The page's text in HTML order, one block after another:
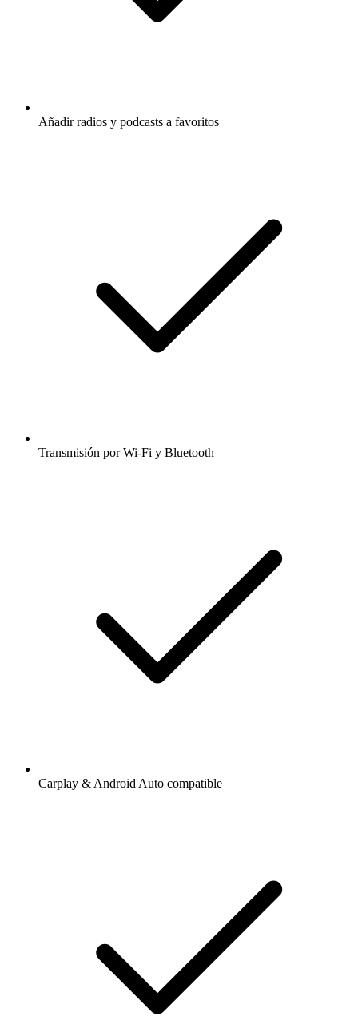
Añadir radios y podcasts a favoritos
Transmisión por Wi-Fi y Bluetooth
Carplay & Android Auto compatible